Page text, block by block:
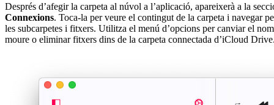
Després d’afegir la carpeta al núvol a l’aplicació, apareixerà a la
Connexions. Toca-la per veure el contingut de la carpeta i navegar
les subcarpetes i fitxers. Utilitza el menú d’opcions per canviar el
moure o eliminar fitxers dins de la carpeta connectada d’iCloud